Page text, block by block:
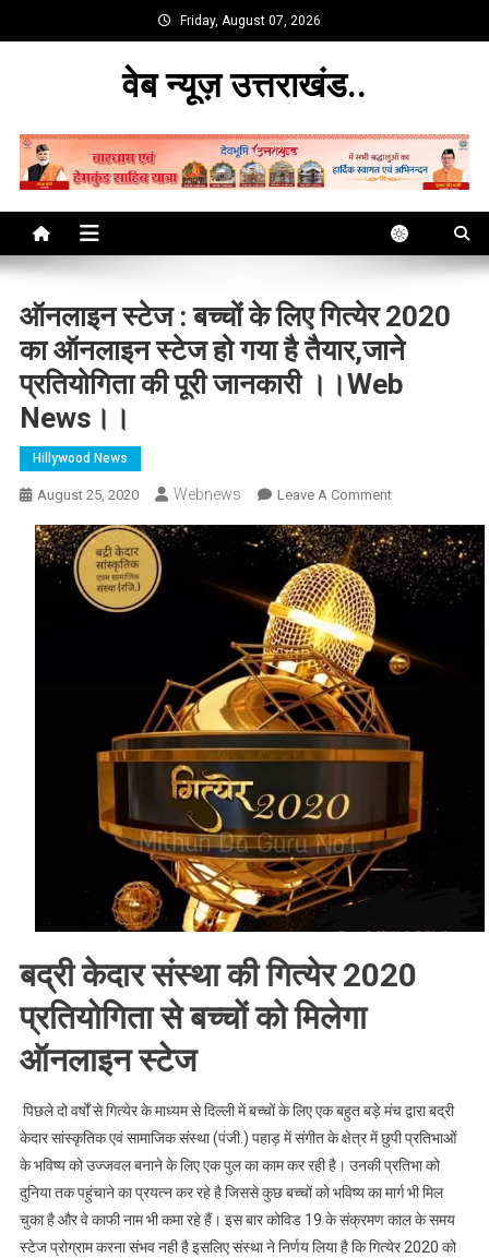
to
Friday, August 07, 2026
वेब न्यूज़ उत्तराखंड..
ऑनलाइन स्टेज : बच्चों के लिए गित्येर 2020
का ऑनलाइन स्टेज हो गया है तैयार,जाने
प्रतियोगिता की पूरी जानकारी ।।web
News।।
Hillywood News
August 25, 2020 Webnews Leave A CommentOn
स्टेज
:
बच्चों
लिए
गित्येर
का
ऑनलाइन
स्टेज
है
तैयार,जाने
प्रतियोगिता
जानकारी
बद्री केदार संस्था की गित्येर 2020
प्रतियोगिता से बच्चों को मिलेगा
ऑनलाइन स्टेज
पिछले दो वर्षों से गित्येर के माध्यम से दिल्ली में बच्चों के लिए एक बहुत बड़े मंच द्वारा बद्री
केदार सांस्कृतिक एवं सामाजिक संस्था (पंजी.) पहाड़ में संगीत के क्षेत्र में छुपी प्रतिभाओं
के भविष्य को उज्जवल बनाने के लिए एक पुल का काम कर रही है। उनकी प्रतिभा को
दुनिया तक पहुंचाने का प्रयत्न कर रहे है जिससे कुछ बच्चों को भविष्य का मार्ग भी मिल
चुका है और वे काफी नाम भी कमा रहे हैं। इस बार कोविड 19 के संक्रमण काल के समय
स्टेज प्रोग्राम करना संभव नही है इसलिए संस्था ने निर्णय लिया है कि गित्येर 2020 को